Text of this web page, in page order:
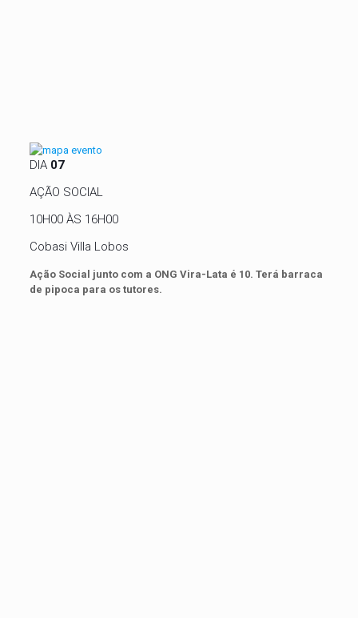
DIA 07
AÇÃO SOCIAL
10H00 ÀS 16H00
Cobasi Villa Lobos
Ação Social junto com a ONG Vira-Lata é 10. Terá barraca
de pipoca para os tutores.